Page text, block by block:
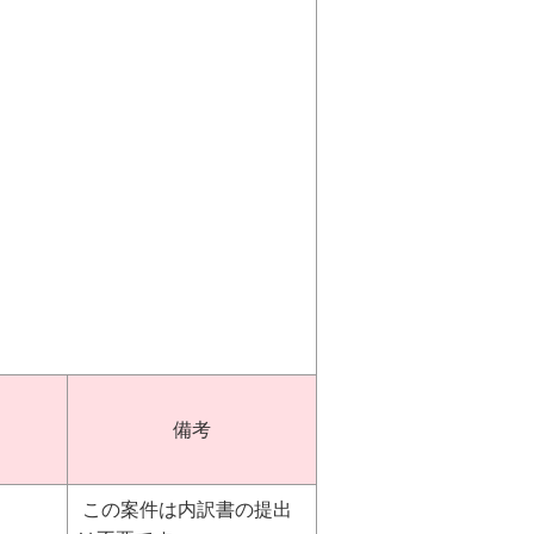
備考
この案件は内訳書の提出